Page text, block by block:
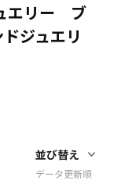
エリー ブ
ジュエリ
データ更新順